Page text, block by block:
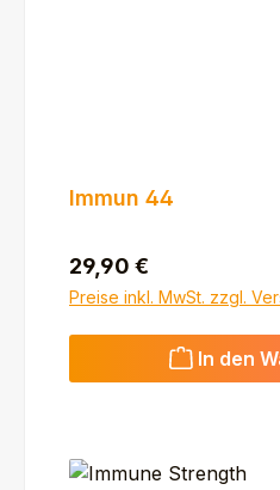
Immun 44
Regulärer Preis:
29,90 €
Preise inkl. MwSt. zzgl.
In den